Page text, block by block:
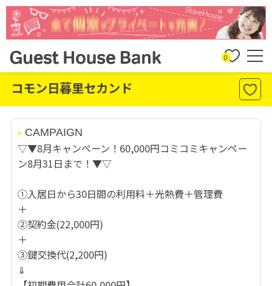
0
コモン日暮里セカンド
CAMPAIGN
▽▼8月キャンペーン！60,000円コミコミキャンペー
ン8月31日まで！▼▽
①入居日から30日間の利用料＋光熱費＋管理費
＋
②契約金(22,000円)
＋
③鍵交換代(2,200円)
⇓